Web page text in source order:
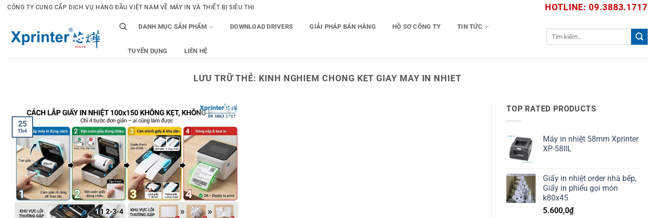
Bỏ
dung
CÔNG TY CUNG CẤP DỊCH VỤ HÀNG ĐẦU VIỆT NAM VỀ MÁY IN VÀ THIẾT BỊ SIÊU THỊ HOTLINE: 09.3883.1717
DANH MỤC SẢN PHẨM DOWNLOAD DRIVERS GIẢI PHÁP BÁN HÀNG HỒ SƠ CÔNG TY TIN TỨC
TUYỂN DỤNG LIÊN HỆ
LƯU TRỮ THẺ: KINH NGHIEM CHONG KET GIAY MAY IN NHIET
25
Th4
TOP RATED PRODUCTS
Máy in nhiệt 58mm Xprinter
XP-58IIL
Giấy in nhiệt order nhà bếp,
Giấy in phiếu gọi món
k80x45
5.600,0₫